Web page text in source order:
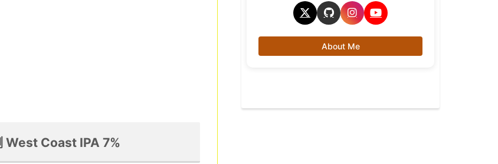
Coast IPA 7%
About Me